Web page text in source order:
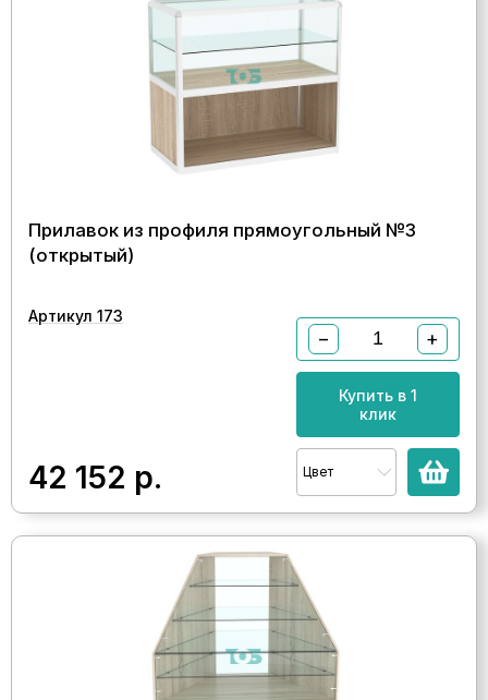
Прилавок из профиля прямоугольный №3
(открытый)
Артикул 173
42 152 р.
− +
Купить в 1
клик
Цвет